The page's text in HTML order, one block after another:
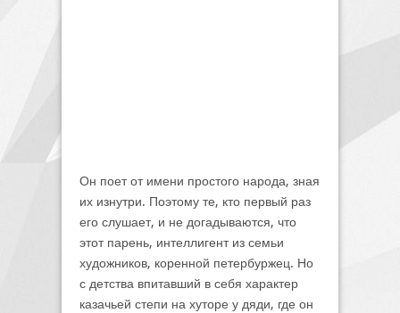
Он поет от имени простого народа, зная
их изнутри. Поэтому те, кто первый раз
его слушает, и не догадываются, что
этот парень, интеллигент из семьи
художников, коренной петербуржец. Но
с детства впитавший в себя характер
казачьей степи на хуторе у дяди, где он